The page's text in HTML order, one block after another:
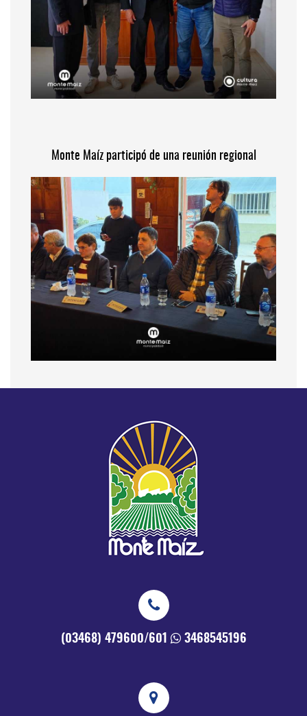
Monte Maíz participó de una reunión regional
(03468) 479600/601 3468545196